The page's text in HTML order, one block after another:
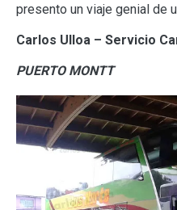
presento un viaje genial de
Carlos Ulloa – Servicio
PUERTO MONTT